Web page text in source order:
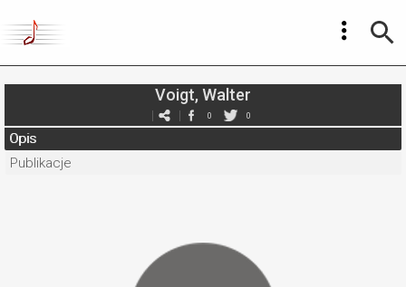
Voigt, Walter
0 0
Opis
Publikacje